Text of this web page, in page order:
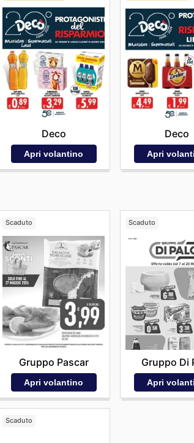
Deco
Apri volantino
Deco
Apri
Scaduto
Gruppo Pascar
Apri volantino
Scaduto
Gruppo Di
Apri
Scaduto